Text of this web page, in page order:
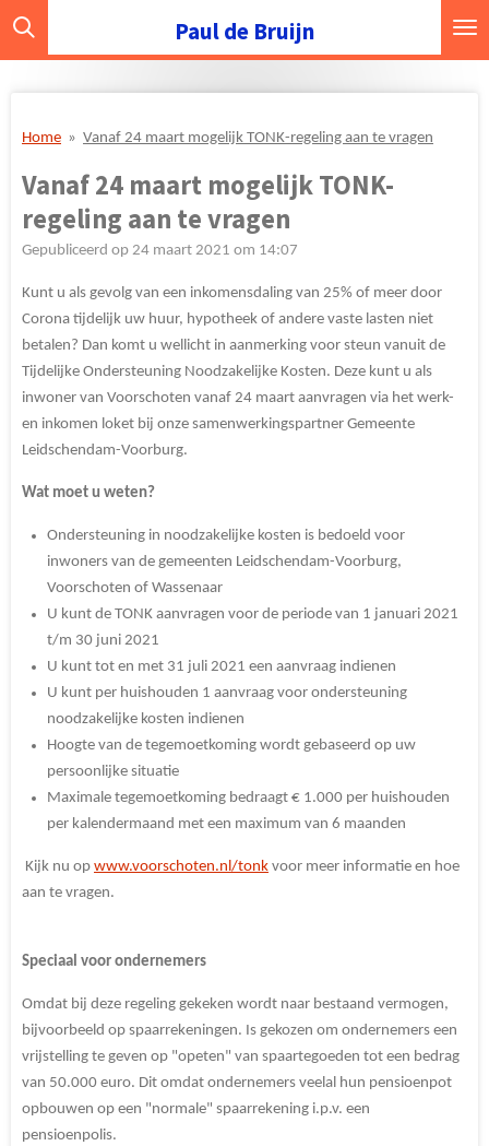
Ga
Paul de Bruijn
Home » Vanaf 24 maart mogelijk TONK-regeling aan te vragen
Vanaf 24 maart mogelijk TONK-
regeling aan te vragen
Gepubliceerd op 24 maart 2021 om 14:07
Kunt u als gevolg van een inkomensdaling van 25% of meer door
Corona tijdelijk uw huur, hypotheek of andere vaste lasten niet
betalen? Dan komt u wellicht in aanmerking voor steun vanuit de
Tijdelijke Ondersteuning Noodzakelijke Kosten. Deze kunt u als
inwoner van Voorschoten vanaf 24 maart aanvragen via het werk-
en inkomen loket bij onze samenwerkingspartner Gemeente
Leidschendam-Voorburg.
Wat moet u weten?
Ondersteuning in noodzakelijke kosten is bedoeld voor
inwoners van de gemeenten Leidschendam-Voorburg,
Voorschoten of Wassenaar
U kunt de TONK aanvragen voor de periode van 1 januari 2021
t/m 30 juni 2021
U kunt tot en met 31 juli 2021 een aanvraag indienen
U kunt per huishouden 1 aanvraag voor ondersteuning
noodzakelijke kosten indienen
Hoogte van de tegemoetkoming wordt gebaseerd op uw
persoonlijke situatie
Maximale tegemoetkoming bedraagt € 1.000 per huishouden
per kalendermaand met een maximum van 6 maanden
Kijk nu op www.voorschoten.nl/tonk voor meer informatie en hoe
aan te vragen.
Speciaal voor ondernemers
Omdat bij deze regeling gekeken wordt naar bestaand vermogen,
bijvoorbeeld op spaarrekeningen. Is gekozen om ondernemers een
vrijstelling te geven op "opeten" van spaartegoeden tot een bedrag
van 50.000 euro. Dit omdat ondernemers veelal hun pensioenpot
opbouwen op een "normale" spaarrekening i.p.v. een
pensioenpolis.